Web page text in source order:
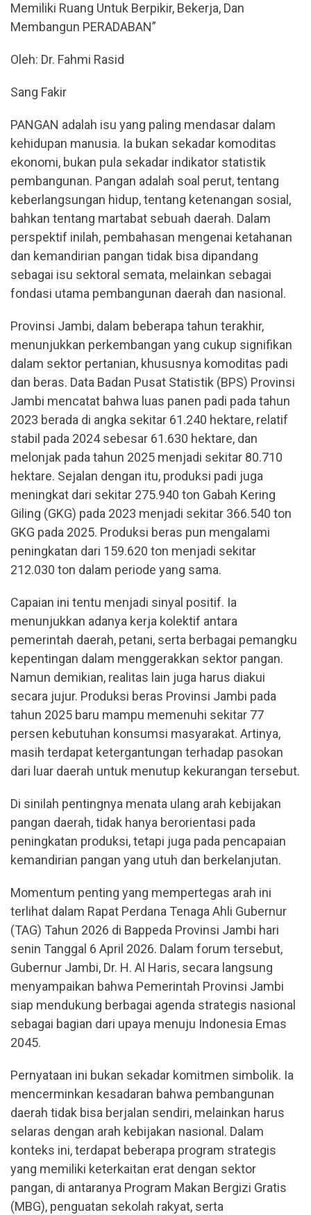
Memiliki Ruang Untuk Berpikir, Bekerja, Dan
Membangun PERADABAN”
Oleh: Dr. Fahmi Rasid
Sang Fakir
PANGAN adalah isu yang paling mendasar dalam
kehidupan manusia. Ia bukan sekadar komoditas
ekonomi, bukan pula sekadar indikator statistik
pembangunan. Pangan adalah soal perut, tentang
keberlangsungan hidup, tentang ketenangan sosial,
bahkan tentang martabat sebuah daerah. Dalam
perspektif inilah, pembahasan mengenai ketahanan
dan kemandirian pangan tidak bisa dipandang
sebagai isu sektoral semata, melainkan sebagai
fondasi utama pembangunan daerah dan nasional.
Provinsi Jambi, dalam beberapa tahun terakhir,
menunjukkan perkembangan yang cukup signifikan
dalam sektor pertanian, khususnya komoditas padi
dan beras. Data Badan Pusat Statistik (BPS) Provinsi
Jambi mencatat bahwa luas panen padi pada tahun
2023 berada di angka sekitar 61.240 hektare, relatif
stabil pada 2024 sebesar 61.630 hektare, dan
melonjak pada tahun 2025 menjadi sekitar 80.710
hektare. Sejalan dengan itu, produksi padi juga
meningkat dari sekitar 275.940 ton Gabah Kering
Giling (GKG) pada 2023 menjadi sekitar 366.540 ton
GKG pada 2025. Produksi beras pun mengalami
peningkatan dari 159.620 ton menjadi sekitar
212.030 ton dalam periode yang sama.
Capaian ini tentu menjadi sinyal positif. Ia
menunjukkan adanya kerja kolektif antara
pemerintah daerah, petani, serta berbagai pemangku
kepentingan dalam menggerakkan sektor pangan.
Namun demikian, realitas lain juga harus diakui
secara jujur. Produksi beras Provinsi Jambi pada
tahun 2025 baru mampu memenuhi sekitar 77
persen kebutuhan konsumsi masyarakat. Artinya,
masih terdapat ketergantungan terhadap pasokan
dari luar daerah untuk menutup kekurangan tersebut.
Di sinilah pentingnya menata ulang arah kebijakan
pangan daerah, tidak hanya berorientasi pada
peningkatan produksi, tetapi juga pada pencapaian
kemandirian pangan yang utuh dan berkelanjutan.
Momentum penting yang mempertegas arah ini
terlihat dalam Rapat Perdana Tenaga Ahli Gubernur
(TAG) Tahun 2026 di Bappeda Provinsi Jambi hari
senin Tanggal 6 April 2026. Dalam forum tersebut,
Gubernur Jambi, Dr. H. Al Haris, secara langsung
menyampaikan bahwa Pemerintah Provinsi Jambi
siap mendukung berbagai agenda strategis nasional
sebagai bagian dari upaya menuju Indonesia Emas
2045.
Pernyataan ini bukan sekadar komitmen simbolik. Ia
mencerminkan kesadaran bahwa pembangunan
daerah tidak bisa berjalan sendiri, melainkan harus
selaras dengan arah kebijakan nasional. Dalam
konteks ini, terdapat beberapa program strategis
yang memiliki keterkaitan erat dengan sektor
pangan, di antaranya Program Makan Bergizi Gratis
(MBG), penguatan sekolah rakyat, serta